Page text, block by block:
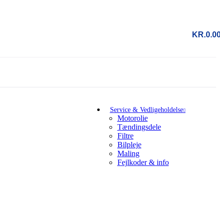
KR.
Service & Vedligeholdelse
Motorolie
Tændingsdele
Filtre
Bilpleje
Maling
Fejlkoder & info